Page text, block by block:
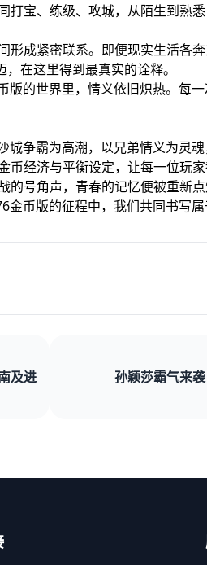
宝、练级、攻城，从陌生到熟
成紧密联系。即便现实生活各
在这里得到最真实的诠释。
的世界里，情义依旧炽热。每
争霸为高潮，以兄弟情义为灵
经济与平衡设定，让每一位玩家
号角声，青春的记忆便被重新
币版的征程中，我们共同书写属
及进
孙颖莎霸气来